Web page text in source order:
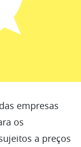
empresas
os
a preços